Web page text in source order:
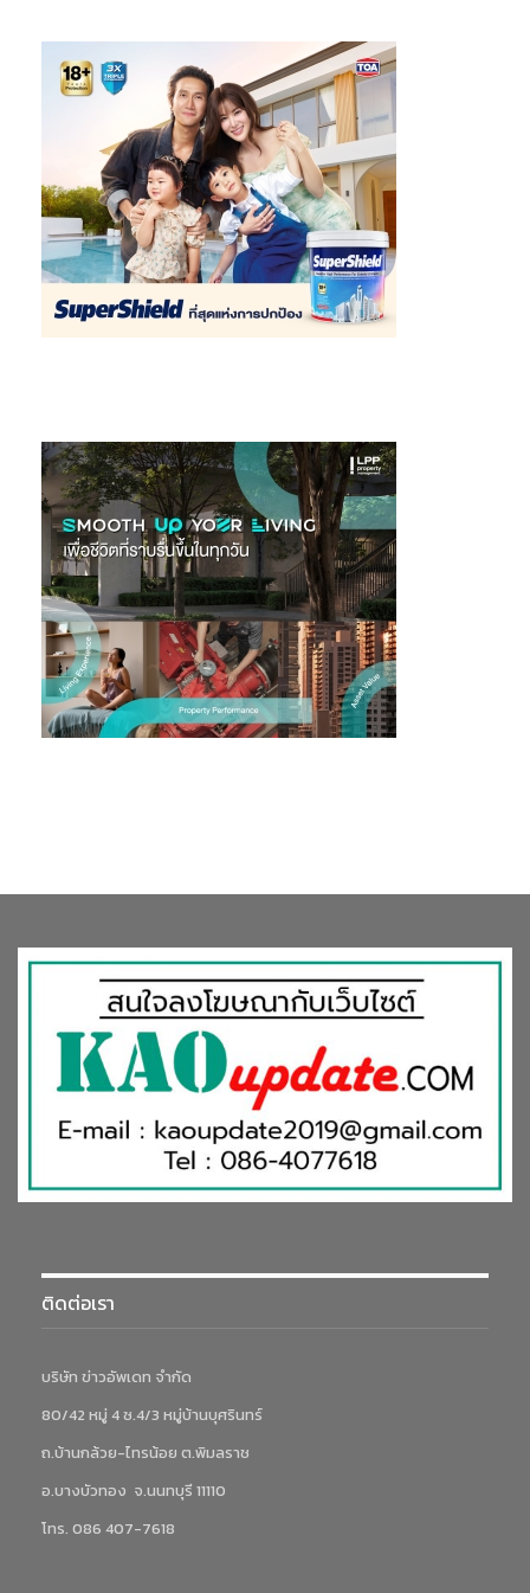
ติดต่อเรา
บริษัท ข่าวอัพเดท จำกัด
80/42 หมู่ 4 ซ.4/3 หมู่บ้านบุศรินทร์
ถ.บ้านกล้วย-ไทรน้อย ต.พิมลราช
อ.บางบัวทอง จ.นนทบุรี 11110
โทร. 086 407-7618